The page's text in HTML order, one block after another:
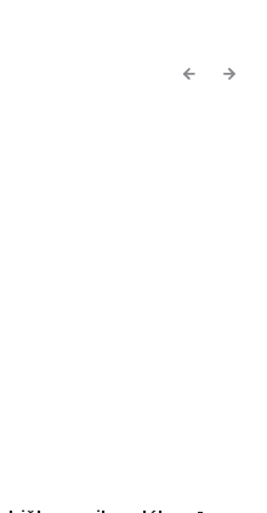
Previous
Next